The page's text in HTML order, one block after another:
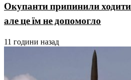
Окупанти припинили
але це їм не допомогло
11 години назад